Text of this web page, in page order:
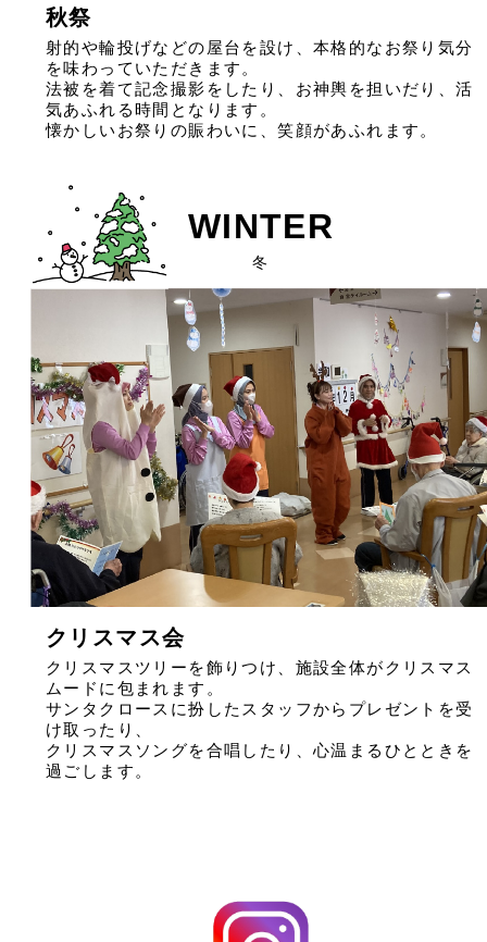
秋祭
射的や輪投げなどの屋台を設け、本格的なお祭り気分
を味わっていただきます。
法被を着て記念撮影をしたり、お神輿を担いだり、活
気あふれる時間となります。
懐かしいお祭りの賑わいに、笑顔があふれます。
WINTER
冬
クリスマス会
クリスマスツリーを飾りつけ、施設全体がクリスマス
ムードに包まれます。
サンタクロースに扮したスタッフからプレゼントを受
け取ったり、
クリスマスソングを合唱したり、心温まるひとときを
過ごします。